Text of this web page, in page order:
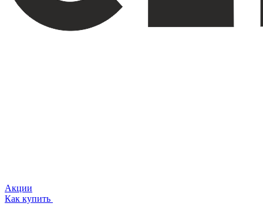
Акции
Как купить